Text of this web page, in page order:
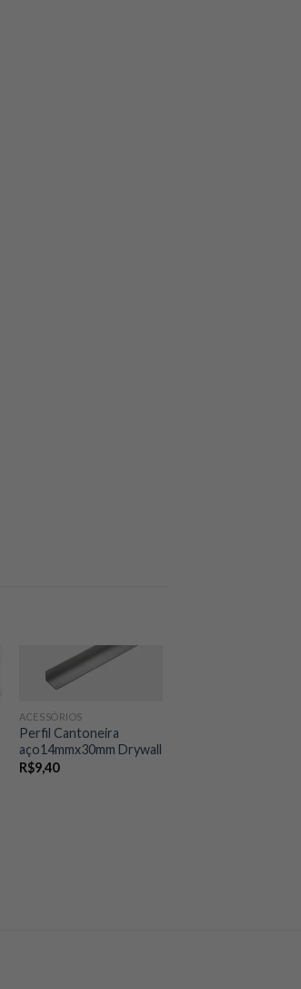
ACESSÓRIOS
Perfil Cantoneira
aço14mmx30mm Drywall
R$9,40